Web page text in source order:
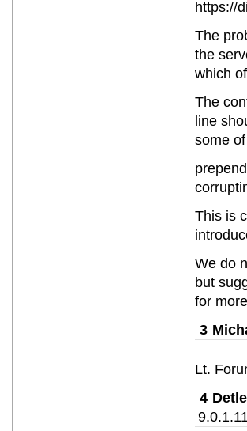
https://
The
the
which
The
line
some
This is
We do
but
for
3
Lt.
4